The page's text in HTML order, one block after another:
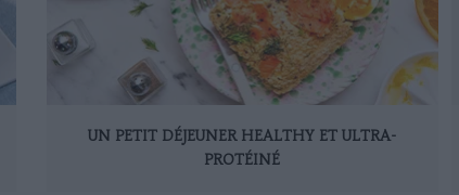
UN PETIT DÉJEUNER HEALTHY ET ULTRA-
PROTÉINÉ